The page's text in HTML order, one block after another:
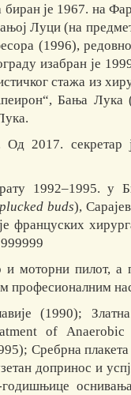
биран је 1967. на
Луци (на
(1996),
изабран је
стажа из
Бања Лука
2017. секретар
1992–1995. у
buds),
француских
и моторни пилот, а
професионалним
(1990);
of
Сребрна
допринос и